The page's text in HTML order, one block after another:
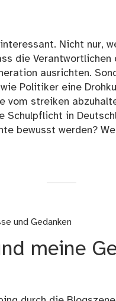
Nicht nur,
die
ausrichten.
Politiker eine
vom streiken
Schulpflicht in
bewusst werden?
und Gedanken
meine